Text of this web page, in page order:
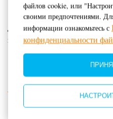
файлов cookie, или
своими предпочтениями.
информации ознакомьтесь с
конфиденциальности
15.12.2025
Дед Мороз и Снегурочка
годом!